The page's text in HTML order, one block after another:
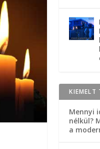
KIEMELT
Mennyi
nélkül?
a